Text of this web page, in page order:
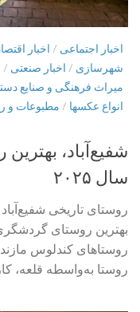
اخبار اجتماعی / اخبار
شهرسازی / اخبار صنعتی /
میراث فرهنگی و صنایع
انواع عکسها / مطبوعات و
شفیع‌آباد،
سال ۲۰۲۵
روستاهای کندلوس
روستا به‌واسطه قلعه،